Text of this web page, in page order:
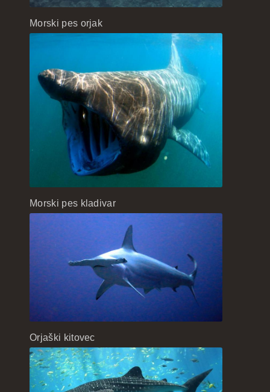
Morski pes orjak
Morski pes kladivar
Orjaški kitovec